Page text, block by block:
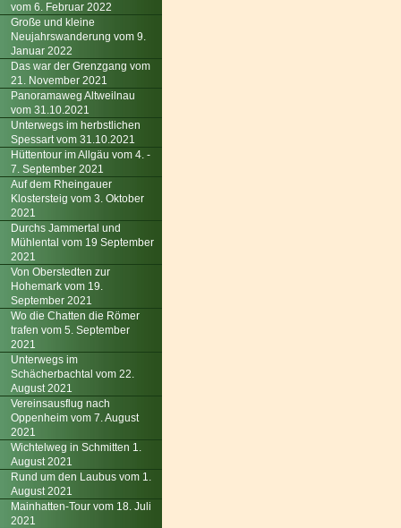
vom 6. Februar 2022
Große und kleine
Neujahrswanderung vom 9.
Januar 2022
Das war der Grenzgang vom
21. November 2021
Panoramaweg Altweilnau
vom 31.10.2021
Unterwegs im herbstlichen
Spessart vom 31.10.2021
Hüttentour im Allgäu vom 4. -
7. September 2021
Auf dem Rheingauer
Klostersteig vom 3. Oktober
2021
Durchs Jammertal und
Mühlental vom 19 September
2021
Von Oberstedten zur
Hohemark vom 19.
September 2021
Wo die Chatten die Römer
trafen vom 5. September
2021
Unterwegs im
Schächerbachtal vom 22.
August 2021
Vereinsausflug nach
Oppenheim vom 7. August
2021
Wichtelweg in Schmitten 1.
August 2021
Rund um den Laubus vom 1.
August 2021
Mainhatten-Tour vom 18. Juli
2021